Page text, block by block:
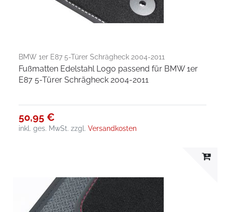
BMW 1er E87 5-Türer Schrägheck 2004-2011
Fußmatten Edelstahl Logo passend für BMW 1er
E87 5-Türer Schrägheck 2004-2011
50,95 €
inkl. ges. MwSt. zzgl.Versandkosten